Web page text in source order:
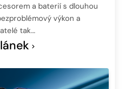
a baterií s dlouhou
výkon a
tak…